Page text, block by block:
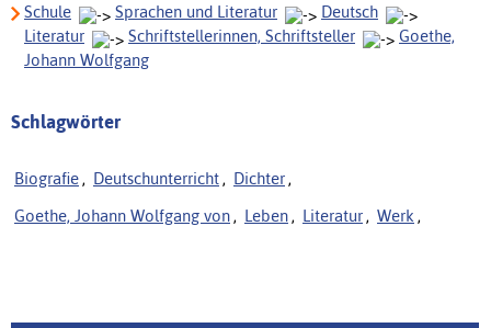
Schule Sprachen und Literatur
Deutsch
Literatur
Schriftstellerinnen, Schriftsteller
Goethe,
Johann Wolfgang
Schlagwörter
Biografie , Deutschunterricht , Dichter ,
Goethe, Johann Wolfgang von , Leben , Literatur , Werk ,